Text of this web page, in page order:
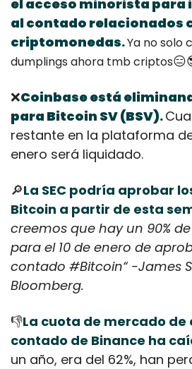
el acceso minorista para
al contado relacionados
criptomonedas.Ya no solo
dumplings ahora tmb criptos😑
❌Coinbase está
para Bitcoin SV (BSV).
restante en la plataforma
enero será liquidado.
🔎La SEC podría aprobar
Bitcoin a partir de esta
creemos que hay un 90%
para el 10 de enero de
contado #Bitcoin“ -James
Bloomberg.
👎La cuota de mercado
contado de Binance ha
un año, era del 62%, han